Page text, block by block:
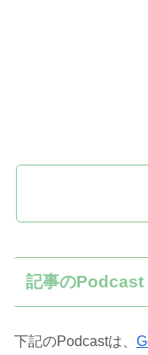
記事のPodcast
下記のPodcastは、